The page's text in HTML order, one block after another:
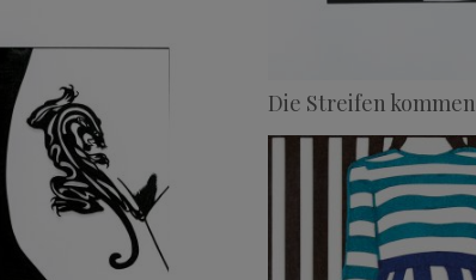
Die Streifen kommen